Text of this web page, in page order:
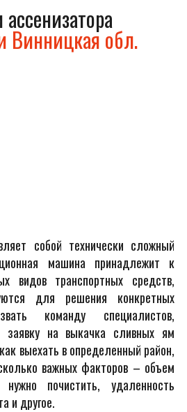
ассенизатора
Винницкая обл.
собой технически сложный
машина принадлежит к
видов транспортных средств,
для решения конкретных
команду специалистов,
заявку на выкачка сливных ям
выехать в определенный район,
важных факторов – объем
нужно почистить, удаленность
и другое.